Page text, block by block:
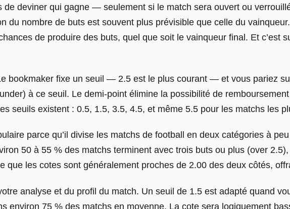
de deviner qui gagne — seulement si le match sera ouvert ou
du nombre de buts est souvent plus prévisible que celle du
de produire des buts, quel que soit le vainqueur final. Et c’est
bookmaker fixe un seuil — 2.5 est le plus courant — et vous pariez
à ce seuil. Le demi-point élimine la possibilité de
seuils existent : 0.5, 1.5, 3.5, 4.5, et même 5.5 pour les matchs les
parce qu’il divise les matchs de football en deux catégories à
50 à 55 % des matchs terminent avec trois buts ou plus (over
que les cotes sont généralement proches de 2.00 des deux côtés,
analyse et du profil du match. Un seuil de 1.5 est adapté quand
environ 75 % des matchs en moyenne. La cote sera logiquement